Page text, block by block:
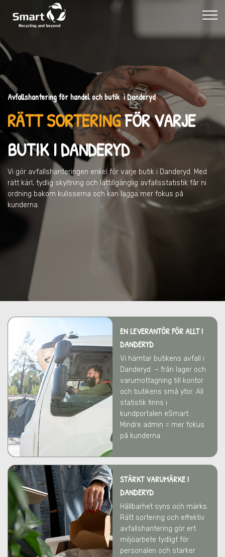
Avfallshantering för handel och butik i Danderyd
RÄTT SORTERINGFÖR VARJE
BUTIK I DANDERYD
Vi gör avfallshanteringen enkel för varje butik i Danderyd. Med
rätt kärl, tydlig skyltning och lättillgänglig avfallsstatistik får ni
ordning bakom kulisserna och kan lägga mer fokus på
kunderna.
EN LEVERANTÖR FÖR ALLTI
DANDERYD
Vi hämtar butikens avfall i
Danderyd – från lager och
varumottagning till kontor
och butikens små ytor. All
statistik finns i
kundportalen eSmart.
Mindre admin = mer fokus
på kunderna.
STÄRKT VARUMÄRKEI
DANDERYD
Hållbarhet syns och märks.
Rätt sortering och effektiv
avfallshantering gör ert
miljöarbete tydligt för
personalen och stärker